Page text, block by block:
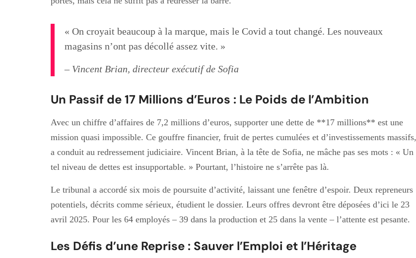
« On croyait beaucoup à la marque, mais le Covid a tout changé. Les nouveaux
magasins n’ont pas décollé assez vite. »
– Vincent Brian, directeur exécutif de Sofia
Un Passif de 17 Millions d’Euros : Le Poids de l’Ambition
Avec un chiffre d’affaires de 7,2 millions d’euros, supporter une dette de **17 millions** est une
mission quasi impossible. Ce gouffre financier, fruit de pertes cumulées et d’investissements massifs,
a conduit au redressement judiciaire. Vincent Brian, à la tête de Sofia, ne mâche pas ses mots : « Un
tel niveau de dettes est insupportable. » Pourtant, l’histoire ne s’arrête pas là.
Le tribunal a accordé six mois de poursuite d’activité, laissant une fenêtre d’espoir. Deux repreneurs
potentiels, décrits comme sérieux, étudient le dossier. Leurs offres devront être déposées d’ici le 23
avril 2025. Pour les 64 employés – 39 dans la production et 25 dans la vente – l’attente est pesante.
Les Défis d’une Reprise : Sauver l’Emploi et l’Héritage